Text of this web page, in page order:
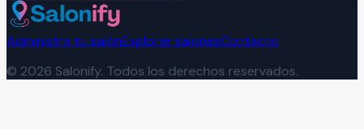
Administra tu salónExplorar salonesContacto
© 2026 Salonify. Todos los derechos reservados.